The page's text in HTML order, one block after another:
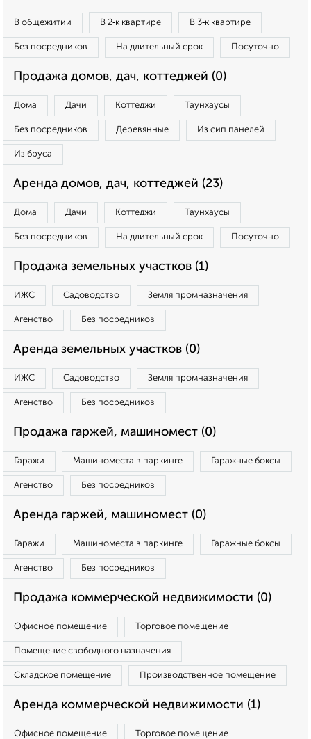
В общежитии В 2‑к квартире В 3‑к квартире
Без посредников На длительный срок Посуточно
Продажа домов, дач, коттеджей (0)
Дома Дачи Коттеджи Таунхаусы
Без посредников Деревянные Из сип панелей
Из бруса
Аренда домов, дач, коттеджей (23)
Дома Дачи Коттеджи Таунхаусы
Без посредников На длительный срок Посуточно
Продажа земельных участков (1)
ИЖС Садоводство Земля промназначения
Агенство Без посредников
Аренда земельных участков (0)
ИЖС Садоводство Земля промназначения
Агенство Без посредников
Продажа гаржей, машиномест (0)
Гаражи Машиноместа в паркинге Гаражные боксы
Агенство Без посредников
Аренда гаржей, машиномест (0)
Гаражи Машиноместа в паркинге Гаражные боксы
Агенство Без посредников
Продажа коммерческой недвижимости (0)
Офисное помещение Торговое помещение
Помещение свободного назначения
Складское помещение Производственное помещение
Аренда коммерческой недвижимости (1)
Офисное помещение Торговое помещение